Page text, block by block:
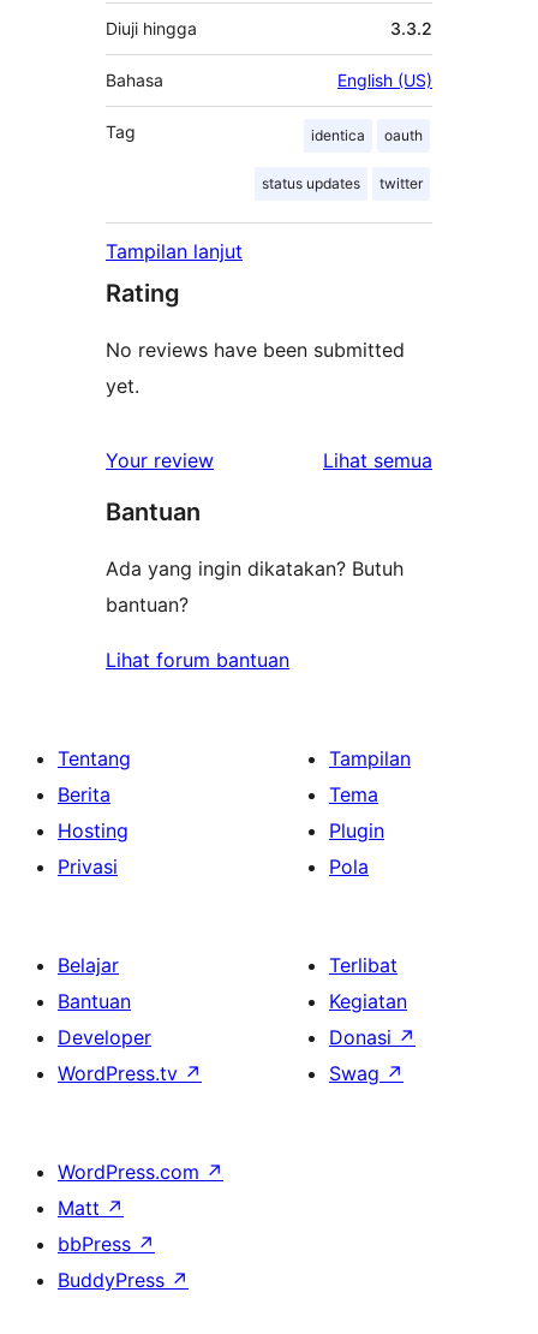
Diuji hingga 3.3.2
Bahasa English (US)
Tag identica oauth
status updates twitter
Tampilan lanjut
Rating
No reviews have been submitted
yet.
Your review Lihat semua
Bantuan
Ada yang ingin dikatakan? Butuh
bantuan?
Lihat forum bantuan
Tentang
Berita
Hosting
Privasi
Tampilan
Tema
Plugin
Pola
Belajar
Bantuan
Developer
WordPress.tv ↗
Terlibat
Kegiatan
Donasi ↗
Swag ↗
WordPress.com ↗
Matt ↗
bbPress ↗
BuddyPress ↗